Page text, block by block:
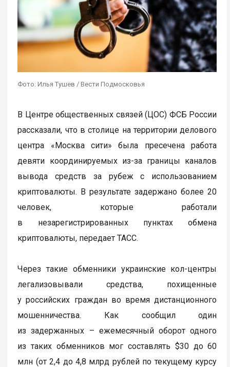
Фото: Илья Тушев / Вести Подмосковья
В Центре общественных связей (ЦОС) ФСБ России
рассказали, что в столице на территории делового
центра «Москва сити» была пресечена работа
девяти координируемых из-за границы каналов
вывода средств за рубеж с использованием
криптовалюты. В результате задержано более 20
человек, которые работали
в незарегистрированных пунктах обмена
криптовалюты, передает ТАСС.
Через такие обменники украинские кол-центры
легализовывали средства, похищенные
у российских граждан во время дистанционного
мошенничества. Как сообщил один
из задержанных – ежемесячный оборот одного
из таких обменников мог составлять $30 до 60
млн (от 2,4 до 4,8 млрд рублей по текущему курсу